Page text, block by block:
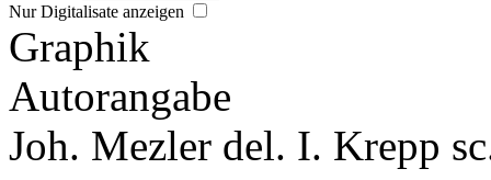
Nur Digitalisate anzeigen
Graphik
Autorangabe
Joh. Mezler del. I. Krepp